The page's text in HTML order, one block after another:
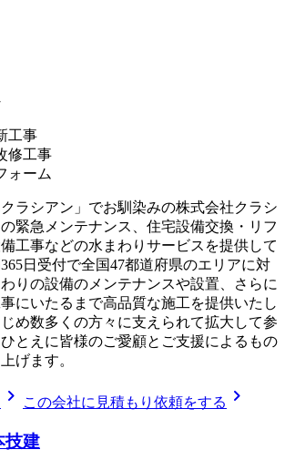
工事
修工事
ォーム
クラシアン」でお馴染みの株式会社クラシ
緊急メンテナンス、住宅設備交換・リフ
工事などの水まわりサービスを提供して
日受付で全国47都道府県のエリアに対
りの設備のメンテナンスや設置、さらに
にいたるまで高品質な施工を提供いたし
め数多くの方々に支えられて拡大して参
とえに皆様のご愛顧とご支援によるもの
げます。
chevron_right この会社に見積もり依頼をする chevron_right
技建